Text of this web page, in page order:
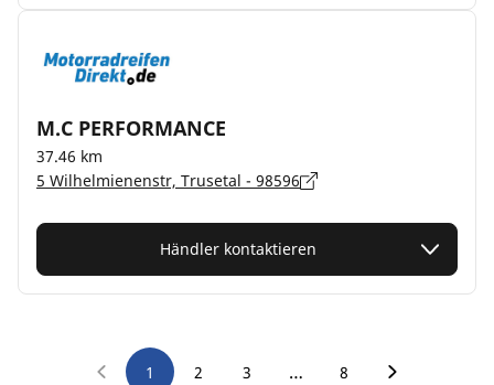
M.C PERFORMANCE
37.46 km
5 Wilhelmienenstr, Trusetal - 98596
Händler kontaktieren
1 2 3 … 8